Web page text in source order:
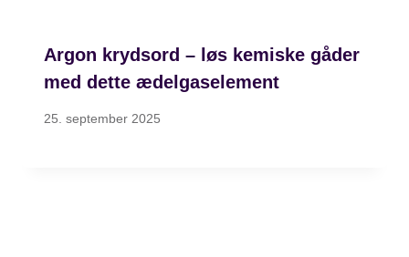
Argon krydsord – løs kemiske gåder
med dette ædelgaselement
25. september 2025